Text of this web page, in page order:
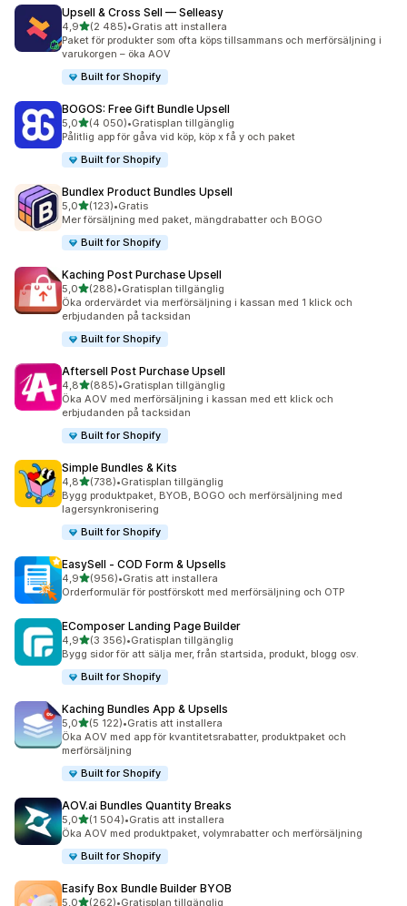
Upsell & Cross Sell — Selleasy
4,9av 5 stjärnor
(2 485)
2485 recensioner totalt
•Gratis att installera
Paket för produkter som ofta köps tillsammans och merförsäljning i
varukorgen – öka AOV
Built for Shopify
BOGOS: Free Gift Bundle Upsell
5,0av 5 stjärnor
(4 050)
4050 recensioner totalt
•Gratisplan tillgänglig
Pålitlig app för gåva vid köp, köp x få y och paket
Built for Shopify
Bundlex Product Bundles Upsell
5,0av 5 stjärnor
(123)
123 recensioner totalt
•Gratis
Mer försäljning med paket, mängdrabatter och BOGO
Built for Shopify
Kaching Post Purchase Upsell
5,0av 5 stjärnor
(288)
288 recensioner totalt
•Gratisplan tillgänglig
Öka ordervärdet via merförsäljning i kassan med 1 klick och
erbjudanden på tacksidan
Built for Shopify
Aftersell Post Purchase Upsell
4,8av 5 stjärnor
(885)
885 recensioner totalt
•Gratisplan tillgänglig
Öka AOV med merförsäljning i kassan med ett klick och
erbjudanden på tacksidan
Built for Shopify
Simple Bundles & Kits
4,8av 5 stjärnor
(738)
738 recensioner totalt
•Gratisplan tillgänglig
Bygg produktpaket, BYOB, BOGO och merförsäljning med
lagersynkronisering
Built for Shopify
EasySell ‑ COD Form & Upsells
4,9av 5 stjärnor
(956)
956 recensioner totalt
•Gratis att installera
Orderformulär för postförskott med merförsäljning och OTP
EComposer Landing Page Builder
4,9av 5 stjärnor
(3 356)
3356 recensioner totalt
•Gratisplan tillgänglig
Bygg sidor för att sälja mer, från startsida, produkt, blogg osv.
Built for Shopify
Kaching Bundles App & Upsells
5,0av 5 stjärnor
(5 122)
5122 recensioner totalt
•Gratis att installera
Öka AOV med app för kvantitetsrabatter, produktpaket och
merförsäljning
Built for Shopify
AOV.ai Bundles Quantity Breaks
5,0av 5 stjärnor
(1 504)
1504 recensioner totalt
•Gratis att installera
Öka AOV med produktpaket, volymrabatter och merförsäljning
Built for Shopify
Easify Box Bundle Builder BYOB
5,0av 5 stjärnor
(262)•Gratisplan tillgänglig